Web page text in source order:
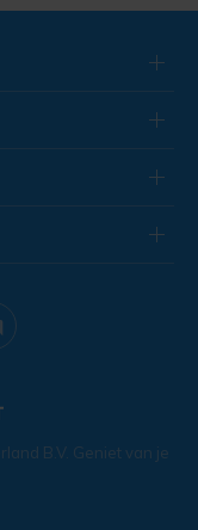
B.V. Geniet van je